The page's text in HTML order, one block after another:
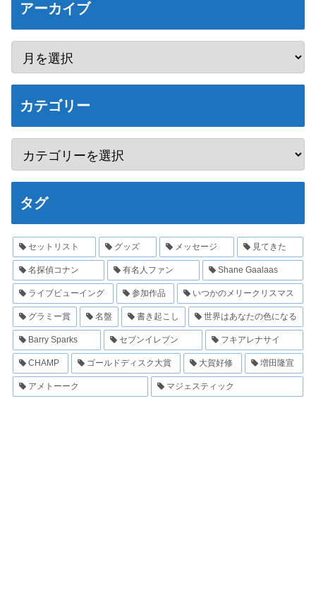
アーカイブ
カテゴリー
タグ
セットリスト グッズ メッセージ 見てきた
名探偵コナン 有名人ファン Shane Gaalaas
ライブビューイング 参加作品 いつかのメリークリスマス
グラミー賞 名盤 書き起こし 世界はあなたの色になる
Barry Sparks セブンイレブン フキアレナサイ
CHAMP ゴールドディスク大賞 大賀好修 増田隆宣
アメトーーク マジェスティック